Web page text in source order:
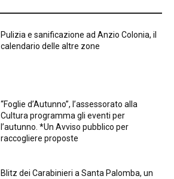
Pulizia e sanificazione ad Anzio Colonia, il
calendario delle altre zone
“Foglie d’Autunno”, l’assessorato alla
Cultura programma gli eventi per
l’autunno. *Un Avviso pubblico per
raccogliere proposte
Blitz dei Carabinieri a Santa Palomba, un